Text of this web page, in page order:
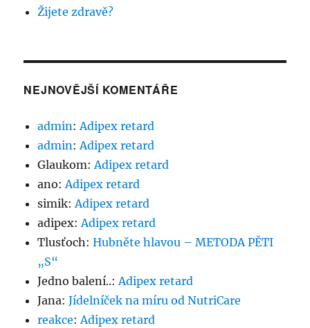
Žijete zdravě?
NEJNOVĚJŠÍ KOMENTÁŘE
admin:Adipex retard
admin:Adipex retard
Glaukom:Adipex retard
ano:Adipex retard
simik:Adipex retard
adipex:Adipex retard
Tlusťoch:Hubněte hlavou – METODA PĚTI
„S“
Jedno balení..:Adipex retard
Jana:Jídelníček na míru od NutriCare
reakce:Adipex retard